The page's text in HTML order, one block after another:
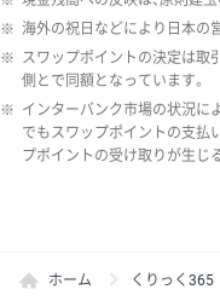
※ 海外の祝日などにより日本の
※ スワップポイントの決定は取
側とで同額となっています。
※ インターバンク市場の状況に
でもスワップポイントの支払
プポイントの受け取りが生じ
ホーム くりっく365